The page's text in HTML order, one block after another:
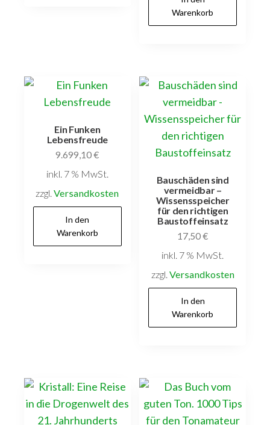
Warenkorb
Ein Funken
Lebensfreude
9.699,10€
inkl. 7 % MwSt.
zzgl.Versandkosten
In den
Warenkorb
Bauschäden sind
vermeidbar –
Wissensspeicher
für den richtigen
Baustoffeinsatz
17,50€
inkl. 7 % MwSt.
zzgl. Versandkosten
In den
Warenkorb